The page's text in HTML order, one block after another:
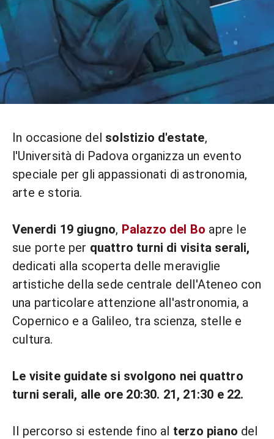
In occasione del solstizio d'estate,
l'Università di Padova organizza un evento
speciale per gli appassionati di astronomia,
arte e storia.
Venerdi 19 giugno, Palazzo del Bo apre le
sue porte per quattro turni di visita serali,
dedicati alla scoperta delle meraviglie
artistiche della sede centrale dell'Ateneo con
una particolare attenzione all'astronomia, a
Copernico e a Galileo, tra scienza, stelle e
cultura.
Le visite guidate si svolgono nei quattro
turni serali, alle ore 20:30. 21, 21:30 e 22.
Il percorso si estende fino al terzo piano del